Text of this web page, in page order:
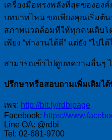
เครื่องมือทรงพลังที่สุดขององ
บทบาทไหน ขอเพียงคุณเริ่มต้
สภาพแวดล้อมที่ให้ทุกคนเติบโ
เพียง “ทำงานได้ดี” แต่ยัง “ไปไ
สามารถเข้าไปดูบทความอื่นๆ
ปรึกษาหรือสอบถามเพิ่มเติมไ
เพจ: http://bit.ly/rdbipage
Facebook: https://
Line OA: @rdbi
Tel: 02-681-9700